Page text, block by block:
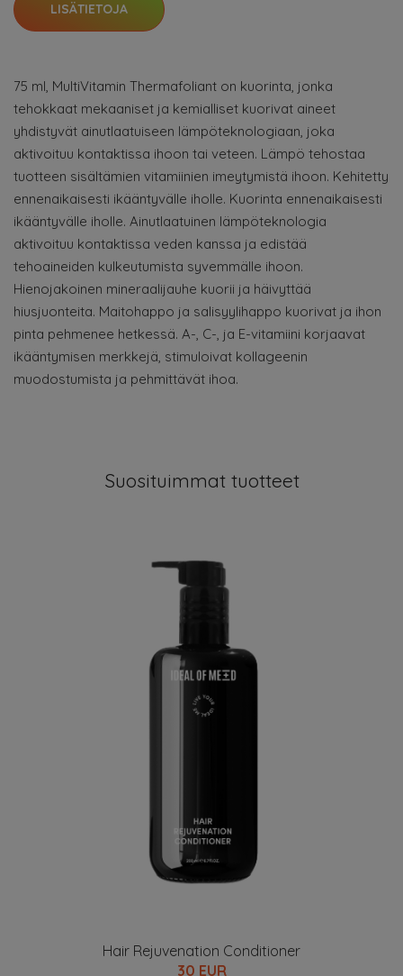
LISÄTIETOJA
75 ml, MultiVitamin Thermafoliant on kuorinta, jonka
tehokkaat mekaaniset ja kemialliset kuorivat aineet
yhdistyvät ainutlaatuiseen lämpöteknologiaan, joka
aktivoituu kontaktissa ihoon tai veteen. Lämpö tehostaa
tuotteen sisältämien vitamiinien imeytymistä ihoon. Kehitetty
ennenaikaisesti ikääntyvälle iholle. Kuorinta ennenaikaisesti
ikääntyvälle iholle. Ainutlaatuinen lämpöteknologia
aktivoituu kontaktissa veden kanssa ja edistää
tehoaineiden kulkeutumista syvemmälle ihoon.
Hienojakoinen mineraalijauhe kuorii ja häivyttää
hiusjuonteita. Maitohappo ja salisyylihappo kuorivat ja ihon
pinta pehmenee hetkessä. A-, C-, ja E-vitamiini korjaavat
ikääntymisen merkkejä, stimuloivat kollageenin
muodostumista ja pehmittävät ihoa.
Suosituimmat tuotteet
Hair Rejuvenation Conditioner
30 EUR